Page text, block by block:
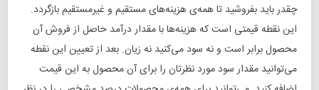
چقدر باید بفروشید تا همه‌ی هزینه‌های مستقیم و غیرمستقیم بازگردد.
این نقطه قیمتی است که هزینه‌ها با مقدار درآمد حاصل از فروش آن
محصول برابر است و نه سود می‌کنید نه زیان. بعد از تعیین این نقطه
می‌توانید مقدار سود مورد نظرتان را برای آن محصول به این قیمت